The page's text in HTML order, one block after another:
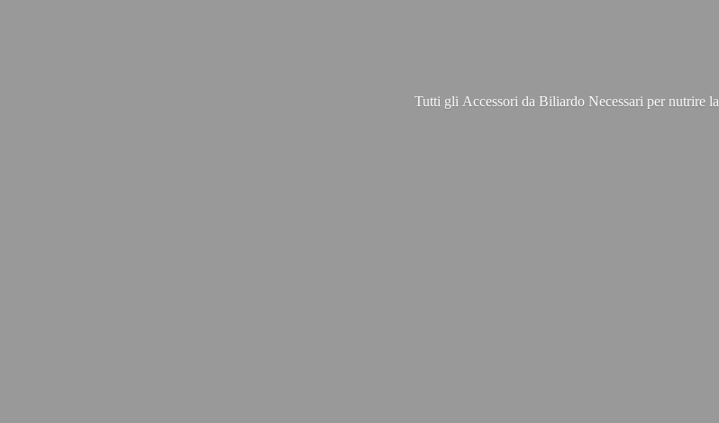
Tutti gli Accessori da Biliardo Necessari per nutrire la